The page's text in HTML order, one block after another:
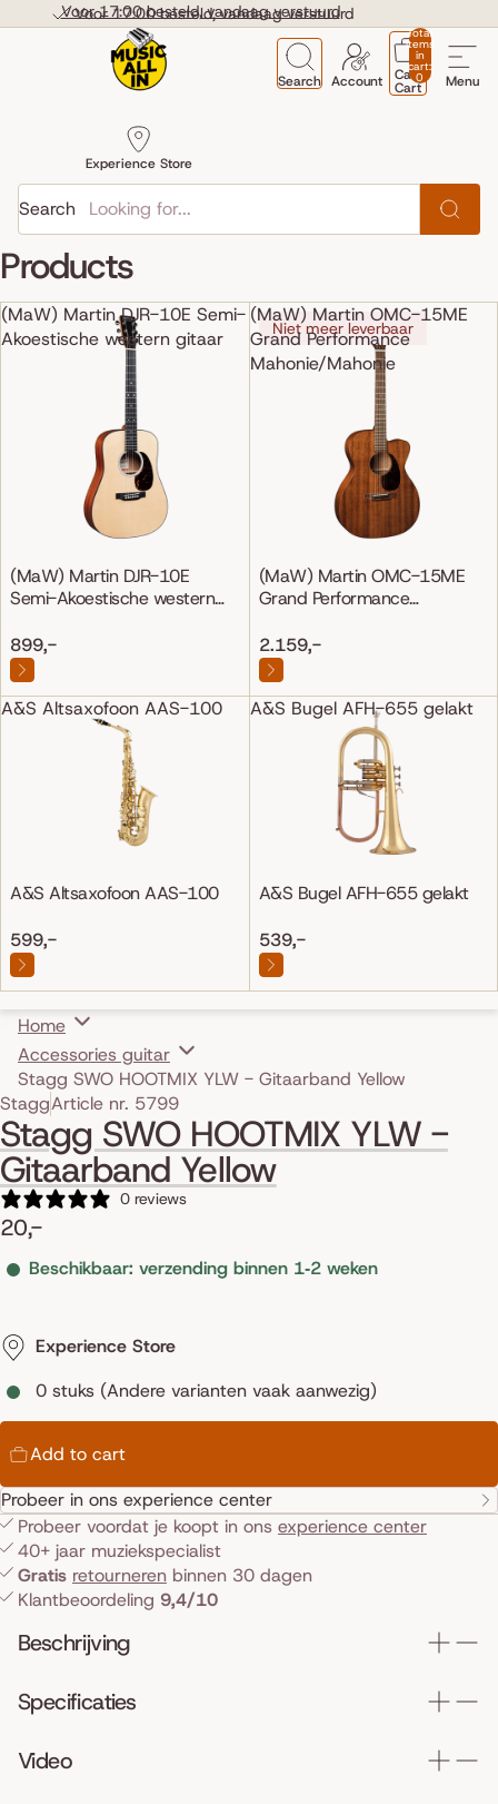
Voor 17:00 besteld, vandaag verstuurd
Voor 17:00 besteld, vandaag verstuurd
Menu
Search
Experience Store
Account
Total
items
in
cart:
0
Cart
Cart
Search
Products
(MaW) Martin DJR-10E Semi-
Akoestische western gitaar
(MaW) Martin DJR-10E
Semi-Akoestische western
899,-
(MaW) Martin OMC-15ME
Grand Performance
Mahonie/Mahonie
Niet meer leverbaar
(MaW) Martin OMC-15ME
Grand Performance
2.159,-
A&S Altsaxofoon AAS-100
A&S Altsaxofoon AAS-100
599,-
A&S Bugel AFH-655 gelakt
A&S Bugel AFH-655 gelakt
539,-
Home
Accessories guitar
Stagg SWO HOOTMIX YLW - Gitaarband Yellow
Skip to product information
StaggArticle nr. 5799
Stagg SWO HOOTMIX YLW -
Gitaarband Yellow
0 reviews
20,-
Beschikbaar: verzending binnen 1‑2 weken
Experience Store
0 stuks (Andere varianten vaak aanwezig)
Add to cart
Probeer in ons experience center
Probeer voordat je koopt in ons experience center
40+ jaar muziekspecialist
Gratis retourneren binnen 30 dagen
Klantbeoordeling 9,4/10
Beschrijving
Specificaties
Video